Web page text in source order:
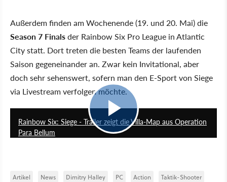
Außerdem finden am Wochenende (19. und 20. Mai) die
Season 7 Finalsder Rainbow Six Pro League in Atlantic
City statt. Dort treten die besten Teams der laufenden
Saison gegeneinander an. Zwar kein Invitational, aber
doch sehr sehenswert, sofern man den E-Sport von Siege
via Livestream verfolgen möchte.
Rainbow Six: Siege - Trailer zeigt die Villa-Map aus Operation
Para Bellum
Artikel News Dimitry Halley PC Action Taktik-Shooter